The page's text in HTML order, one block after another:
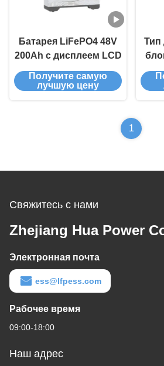
Батарея LiFePO4 48V
200Ah с дисплеем LCD
Получите самую
лучшую цену
Тип
48V
1
Свяжитесь с нами
Zhejiang Hua Power
Электронная почта
ess@lfpess.com
Рабочее время
09:00-18:00
Наш адрес